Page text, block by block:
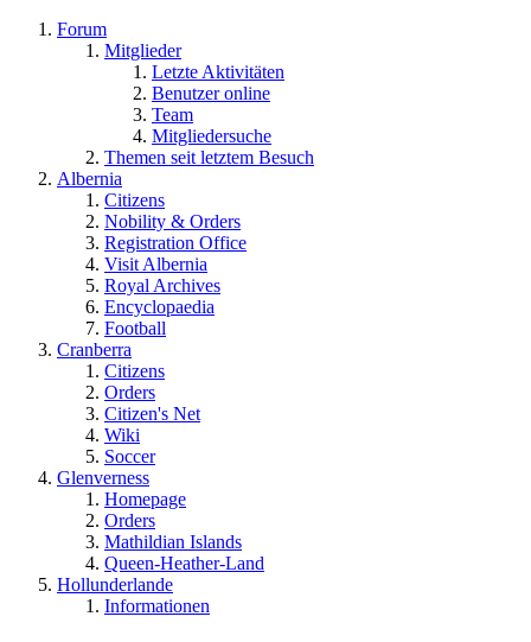
Forum
Mitglieder
Letzte Aktivitäten
Benutzer online
Team
Mitgliedersuche
Themen seit letztem Besuch
Albernia
Citizens
Nobility & Orders
Registration Office
Visit Albernia
Royal Archives
Encyclopaedia
Football
Cranberra
Citizens
Orders
Citizen's Net
Wiki
Soccer
Glenverness
Homepage
Orders
Mathildian Islands
Queen-Heather-Land
Hollunderlande
Informationen